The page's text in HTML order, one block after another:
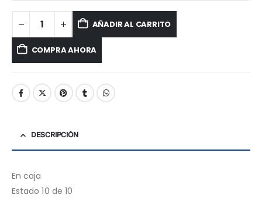
AÑADIR AL CARRITO
COMPRA AHORA
DESCRIPCIÓN
En caja
Estado 10 de 10